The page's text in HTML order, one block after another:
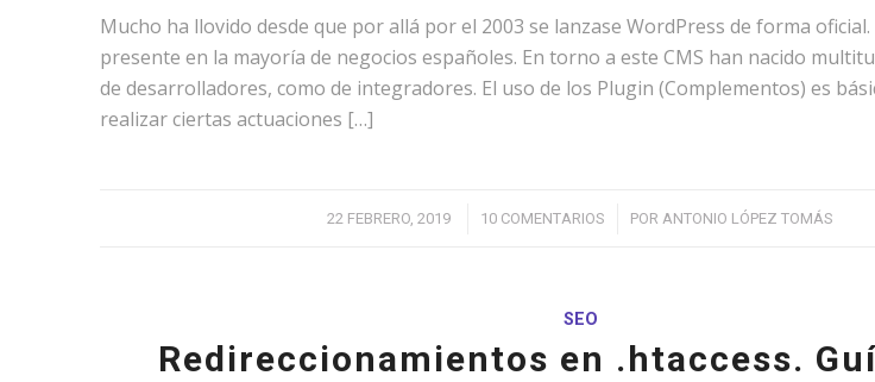
Mucho ha llovido desde que por allá por el 2003 se lanzase WordPress de forma
presente en la mayoría de negocios españoles. En torno a este CMS han nacido
de desarrolladores, como de integradores. El uso de los Plugin (Complementos) es
realizar ciertas actuaciones […]
22 FEBRERO, 2019
/ 10 COMENTARIOS
/ POR ANTONIO LÓPEZ TOMÁS
SEO
Redireccionamientos en .htaccess.